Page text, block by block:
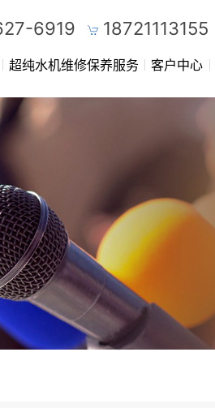
6919 18721113155
超纯水机维修保养服务 客户中心